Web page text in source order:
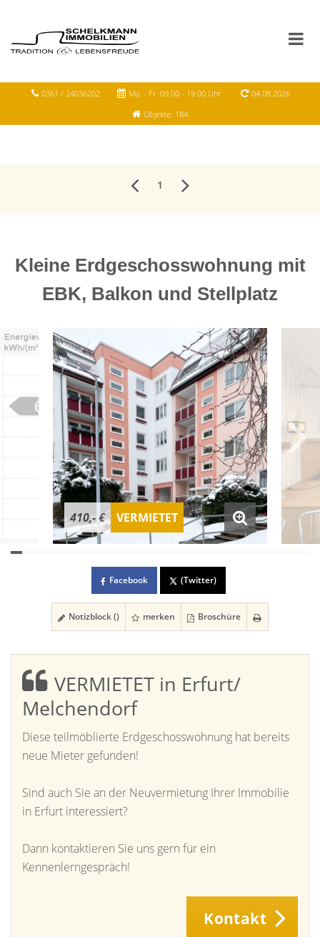
0361 / 24036202 Mo. - Fr. 09.00 - 19.00 Uhr
04.08.2026
Objekte: 184
1
Kleine Erdgeschosswohnung mit
EBK, Balkon und Stellplatz
410,- € VERMIETET
Facebook (Twitter)
Notizblock () merken Broschüre
VERMIETET in Erfurt/
Melchendorf
Diese teilmöblierte Erdgeschosswohnung hat bereits
neue Mieter gefunden!
Sind auch Sie an der Neuvermietung Ihrer Immobilie
in Erfurt interessiert?
Dann kontaktieren Sie uns gern für ein
Kennenlerngespräch!
Kontakt